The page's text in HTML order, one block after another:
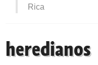
Rica
heredianos